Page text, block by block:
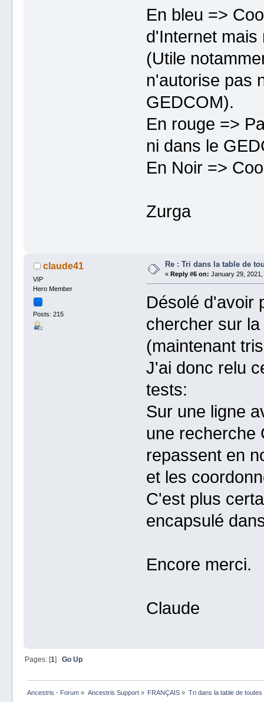
En bleu =>
d'Internet mais
(Utile
n'autorise pas
GEDCOM).
En rouge =>
ni dans le
En Noir =>
Zurga
claude41
VIP
Hero Member
Posts: 215
Re : Tri dans la table de
«Reply #6 on: January 29,
Désolé d'avoir
chercher sur
(maintenant
J'ai donc relu
tests:
Sur une ligne
une recherche
repassent en
et les
C'est plus
encapsulé
Encore merci.
Claude
Pages: [1] Go Up
Ancestris - Forum » Ancestris Support» FRANÇAIS » Tri dans la table de toutes